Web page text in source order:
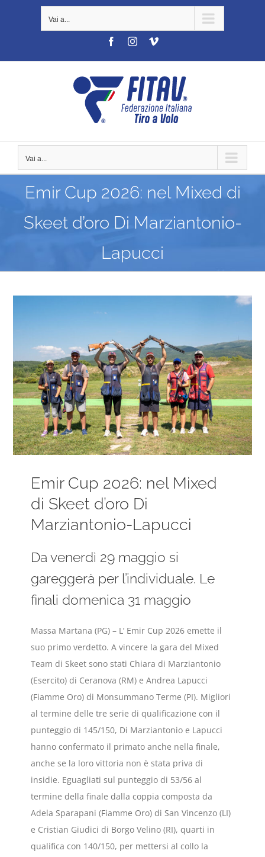
Vai a...
FacebookInstagramVimeo
Vai a...
Emir Cup 2026: nel Mixed di
Skeet d’oro Di Marziantonio-
Lapucci
Emir Cup 2026: nel Mixed
di Skeet d’oro Di
Marziantonio-Lapucci
Da venerdì 29 maggio si
gareggerà per l’individuale. Le
finali domenica 31 maggio
Massa Martana (PG) – L’ Emir Cup 2026 emette il
suo primo verdetto. A vincere la gara del Mixed
Team di Skeet sono stati Chiara di Marziantonio
(Esercito) di Ceranova (RM) e Andrea Lapucci
(Fiamme Oro) di Monsummano Terme (PI). Migliori
al termine delle tre serie di qualificazione con il
punteggio di 145/150, Di Marziantonio e Lapucci
hanno confermato il primato anche nella finale,
anche se la loro vittoria non è stata priva di
insidie. Eguagliati sul punteggio di 53/56 al
termine della finale dalla coppia composta da
Adela Sparapani (Fiamme Oro) di San Vincenzo (LI)
e Cristian Giudici di Borgo Velino (RI), quarti in
qualifica con 140/150, per mettersi al collo la